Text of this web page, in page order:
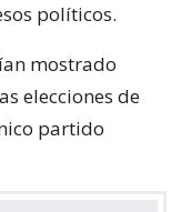
políticos.
mostrado
elecciones de
partido